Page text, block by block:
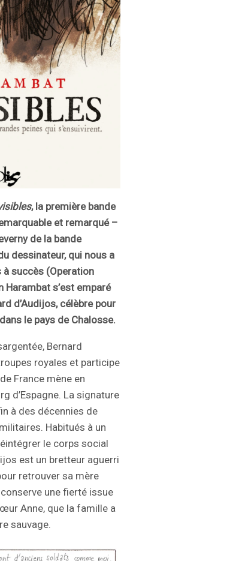
, la première bande
et remarqué –
de la bande
dessinateur, qui nous a
succès (Operation
Harambat s’est emparé
d’Audijos, célèbre pour
le pays de Chalosse.
Bernard
royales et participe
France mène en
d’Espagne. La signature
à des décennies de
Habitués à un
le corps social
est un bretteur aguerri
retrouver sa mère
une fierté issue
Anne, que la famille a
sauvage.